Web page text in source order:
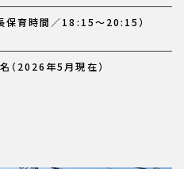
保育時間／18:15〜20:15）
（2026年5月現在）